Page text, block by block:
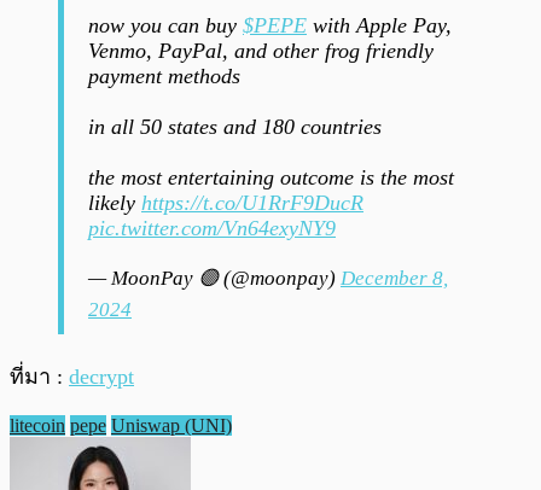
now you can buy $PEPE with Apple Pay,
Venmo, PayPal, and other frog friendly
payment methods
in all 50 states and 180 countries
the most entertaining outcome is the most
likely https://t.co/U1RrF9DucR
pic.twitter.com/Vn64exyNY9
— MoonPay 🟣 (@moonpay) December 8,
2024
ที่มา : decrypt
litecoin pepe Uniswap (UNI)